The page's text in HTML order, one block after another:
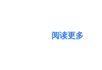
阅读更多